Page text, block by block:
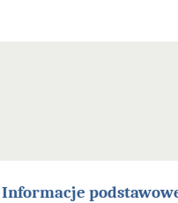
Informacje